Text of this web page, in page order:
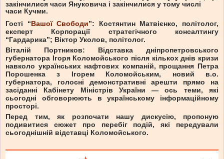
закінчилися часи Януковича і закінчилися у тому числі
часи Кучми.
Гості “Вашої Свободи”: Костянтин Матвієнко, політолог,
експерт Корпорації стратегічного консалтингу
“Гардарика”; Віктор Уколов, політолог.
Віталій Портников: Відставка дніпропетровського
губернатора Ігоря Коломойського після кількох днів кризи
навколо українських нафтових компаній, прощання Петра
Порошенка з Ігорем Коломойським, новий в.о.
губернатора, голосні демонстративні арешти прямо на
засіданні Кабінету Міністрів України — ось теми, які
сьогодні обговорюють в українському інформаційному
просторі.
Перед тим, як розпочати нашу дискусію, пропоную
подивитися сюжет про перебіг подій, які передували
сьогоднішній відставці Коломойського.